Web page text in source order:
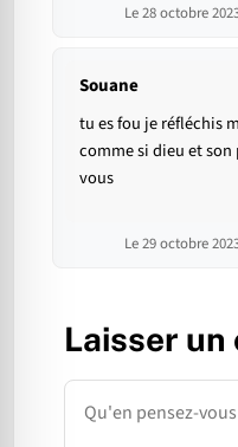
Le 28 octobre
Souane
tu es fou je réfléchis
comme si dieu et son
vous
Le 29 octobre
Laisser
Commentaire